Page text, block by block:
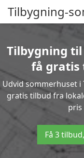
Tilbygning-
Tilbygning til
få gratis
Udvid sommerhuset
gratis tilbud fra
Få 3